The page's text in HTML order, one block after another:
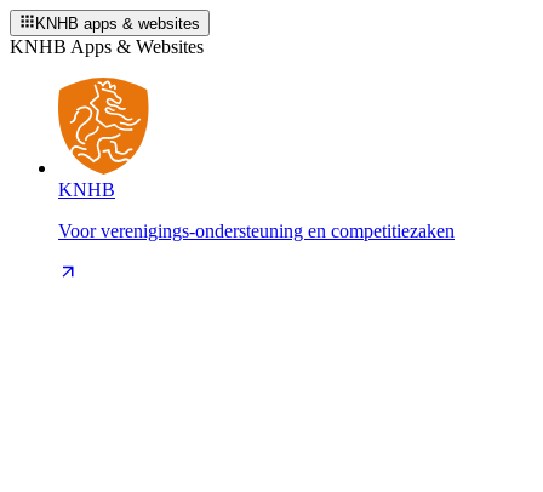
KNHB apps & websites
KNHB Apps & Websites
KNHB
Voor verenigings-ondersteuning en competitiezaken